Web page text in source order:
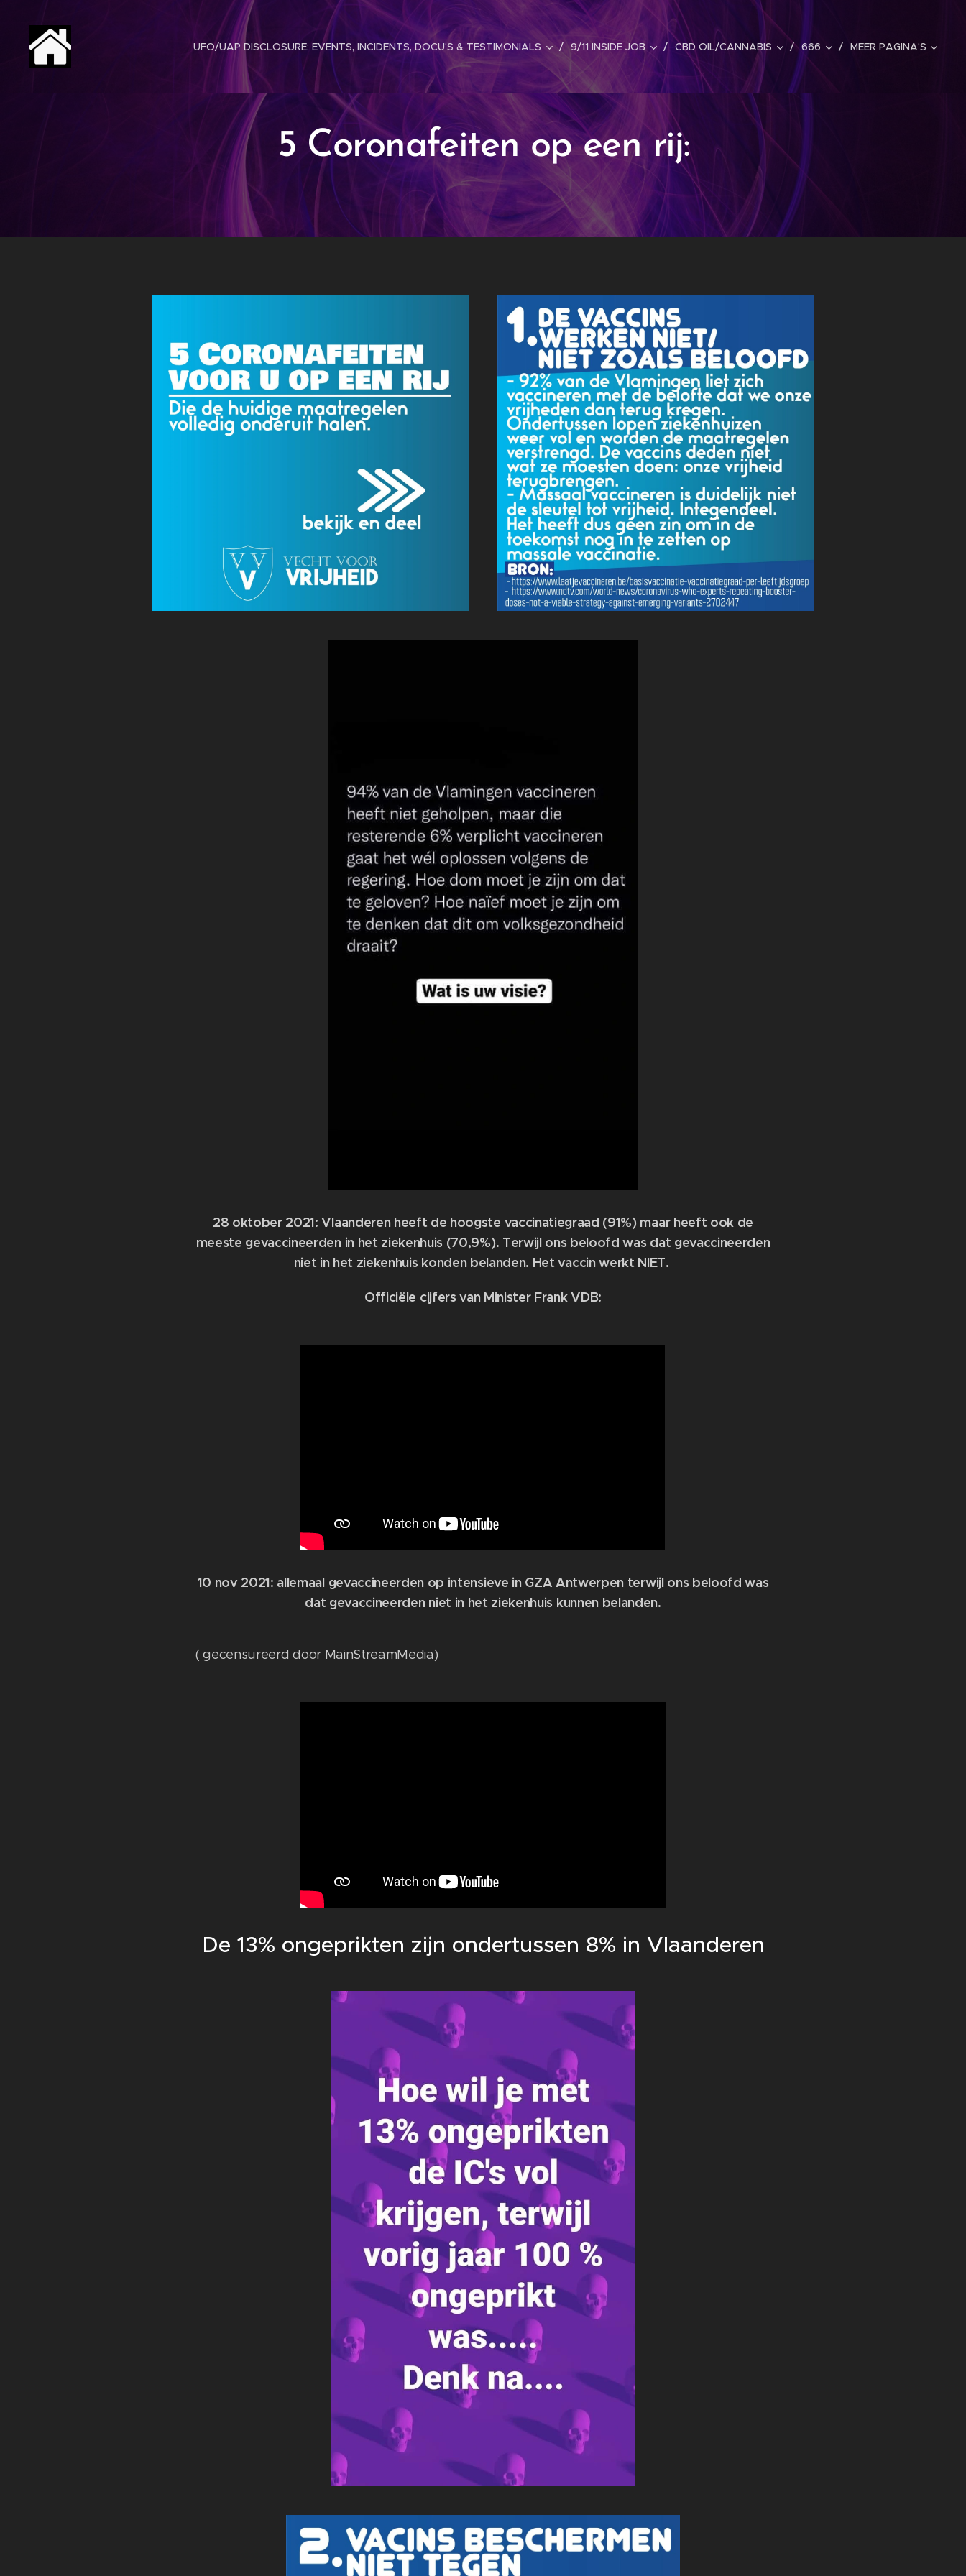
UFO/UAP DISCLOSURE: EVENTS, INCIDENTS, DOCU'S & TESTIMONIALS 9/11 INSIDE JOB CBD OIL/CANNABIS 666 MEER PAGINA'S
5 Coronafeiten op een rij:
28 oktober 2021: Vlaanderen heeft de hoogste vaccinatiegraad (91%) maar heeft ook de
meeste gevaccineerden in het ziekenhuis (70,9%). Terwijl ons beloofd was dat gevaccineerden
niet in het ziekenhuis konden belanden. Het vaccin werkt NIET.
Officiële cijfers van Minister Frank VDB:
10 nov 2021: allemaal gevaccineerden op intensieve in GZA Antwerpen terwijl ons beloofd was
dat gevaccineerden niet in het ziekenhuis kunnen belanden.
( gecensureerd door MainStreamMedia)
De 13% ongeprikten zijn ondertussen 8% in Vlaanderen